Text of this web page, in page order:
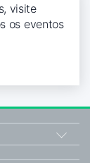
visite
os eventos